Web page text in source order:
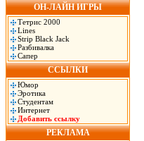
ОН-ЛАЙН ИГРЫ
Тетрис 2000
Lines
Strip Black Jack
Разбивалка
Сапер
ССЫЛКИ
Юмор
Эротика
Студентам
Интернет
Добавить ссылку
РЕКЛАМА